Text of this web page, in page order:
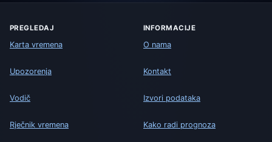
PREGLEDAJ
Karta vremena
Upozorenja
Vodič
Rječnik vremena
INFORMACIJE
O nama
Kontakt
Izvori podataka
Kako radi prognoza